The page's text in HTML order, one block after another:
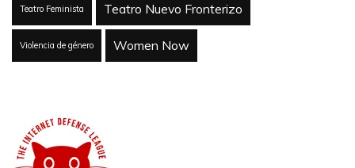
Teatro Feminista Teatro Nuevo Fronterizo
Violencia de género Women Now